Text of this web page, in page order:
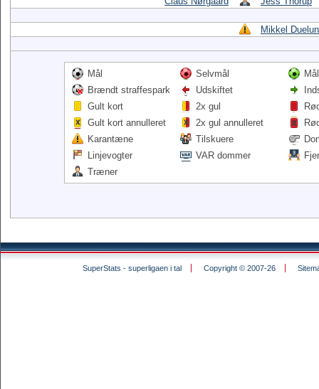
Mikkel
Mål Selvmål
Brændt straffespark
Udskiftet
Gult kort
2x gul
Gult kort annulleret
2x gul annulleret
Karantæne
Tilskuere
Linjevogter
VAR dommer
Træner
SuperStats - superligaen i tal Copyright © 2007-26